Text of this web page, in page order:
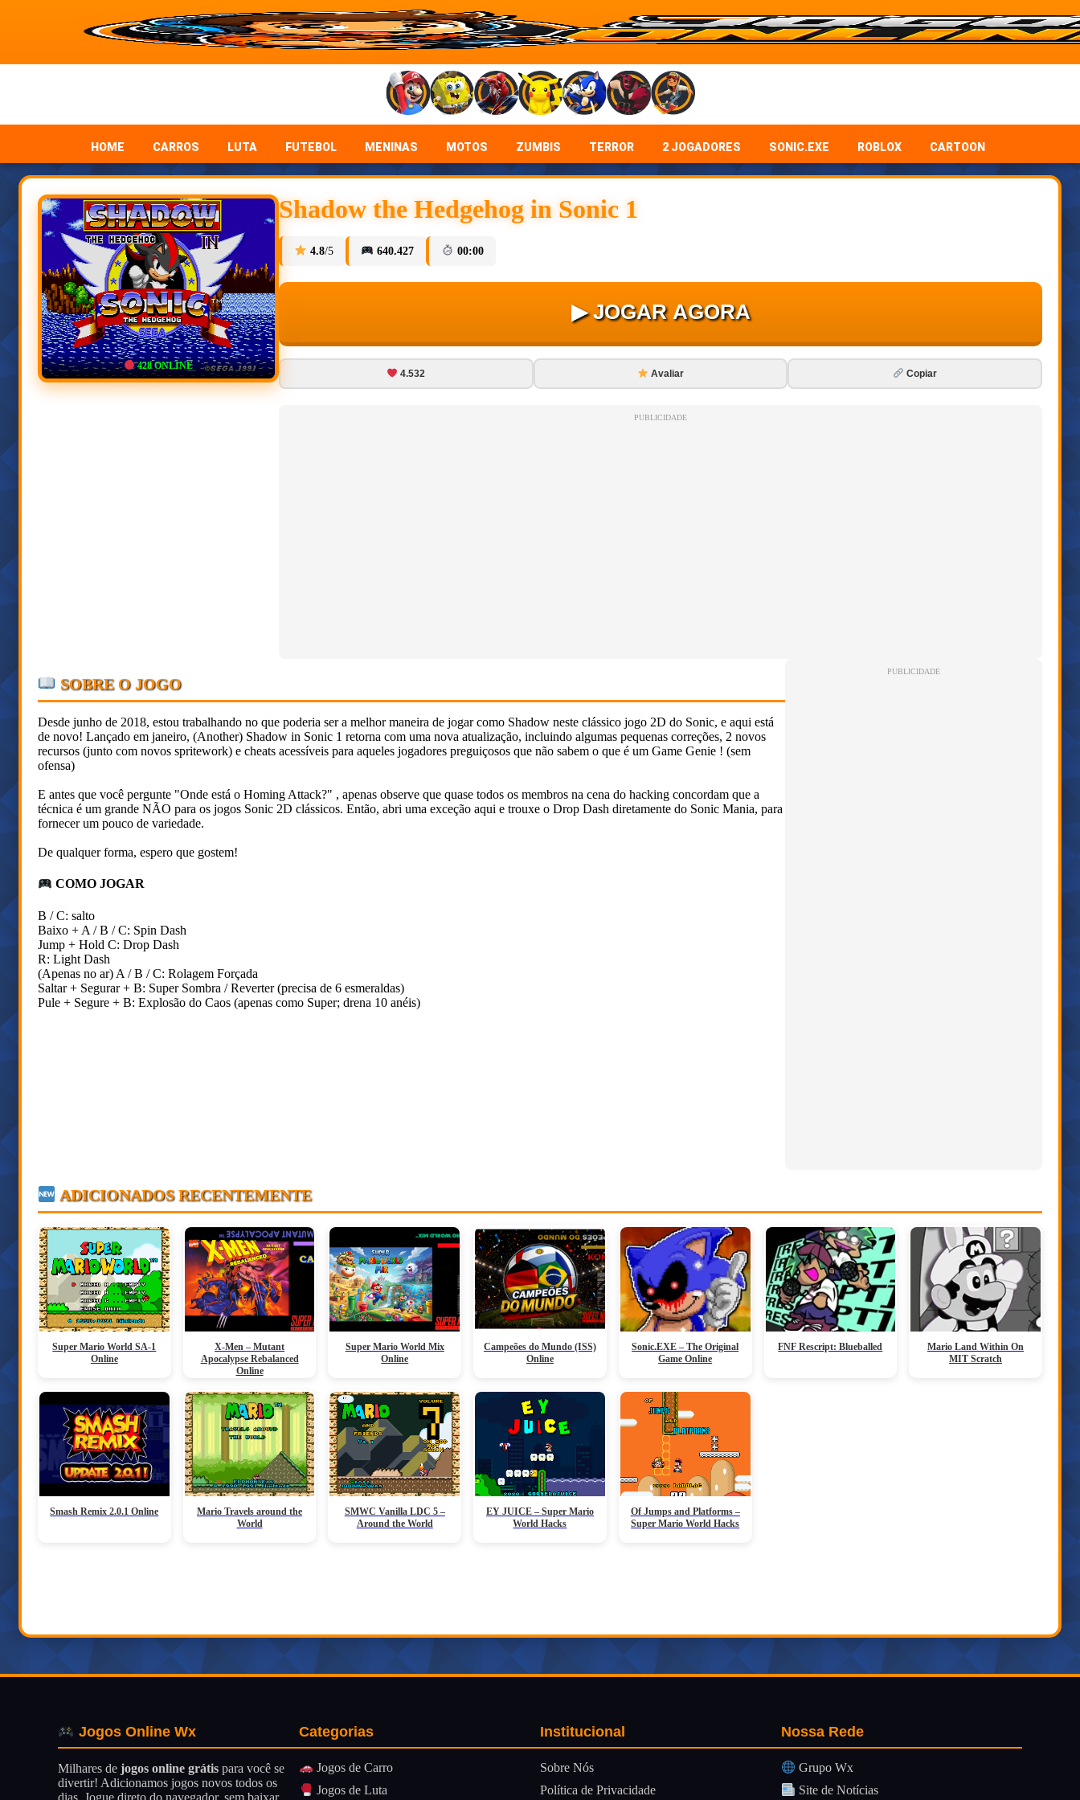
HOME CARROS LUTA FUTEBOL MENINAS MOTOS ZUMBIS TERROR 2 JOGADORES SONIC.EXE ROBLOX CARTOON
428ONLINE
Shadow the Hedgehog in Sonic 1
4.8/5 640.427 00:00
▶ JOGAR AGORA
4.532 Avaliar Copiar
PUBLICIDADE
SOBRE O JOGO
Desde junho de 2018, estou trabalhando no que poderia ser a melhor maneira de jogar como Shadow neste clássico jogo 2D do Sonic, e aqui está
de novo! Lançado em janeiro, (Another) Shadow in Sonic 1 retorna com uma nova atualização, incluindo algumas pequenas correções, 2 novos
recursos (junto com novos spritework) e cheats acessíveis para aqueles jogadores preguiçosos que não sabem o que é um Game Genie ! (sem
ofensa)
E antes que você pergunte "Onde está o Homing Attack?" , apenas observe que quase todos os membros na cena do hacking concordam que a
técnica é um grande NÃO para os jogos Sonic 2D clássicos. Então, abri uma exceção aqui e trouxe o Drop Dash diretamente do Sonic Mania, para
fornecer um pouco de variedade.
De qualquer forma, espero que gostem!
COMO JOGAR
B / C: salto
Baixo + A / B / C: Spin Dash
Jump + Hold C: Drop Dash
R: Light Dash
(Apenas no ar) A / B / C: Rolagem Forçada
Saltar + Segurar + B: Super Sombra / Reverter (precisa de 6 esmeraldas)
Pule + Segure + B: Explosão do Caos (apenas como Super; drena 10 anéis)
PUBLICIDADE
ADICIONADOS RECENTEMENTE
Super Mario World SA-1
Online
X-Men – Mutant
Apocalypse Rebalanced
Online
Super Mario World Mix
Online
Campeões do Mundo (ISS)
Online
Sonic.EXE – The Original
Game Online
FNF Rescript: Blueballed
Mario Land Within On
MIT Scratch
Smash Remix 2.0.1 Online
Mario Travels around the
World
SMWC Vanilla LDC 5 –
Around the World
EY JUICE – Super Mario
World Hacks
Of Jumps and Platforms –
Super Mario World Hacks
Jogos Online Wx
Milhares de jogos online grátis para você se
divertir! Adicionamos jogos novos todos os
dias. Jogue direto do navegador, sem baixar
Categorias
Jogos de Carro
Jogos de Luta
Institucional
Sobre Nós
Política de Privacidade
Nossa Rede
Grupo Wx
Site de Notícias